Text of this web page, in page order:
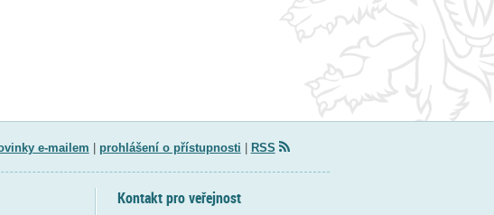
e-mailem prohlášení o přístupnosti RSS
Kontakt pro veřejnost